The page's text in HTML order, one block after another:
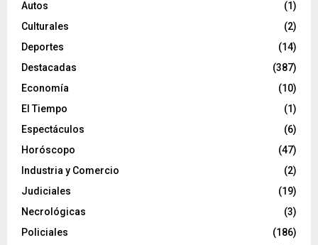
Autos
(1)
Culturales
(2)
Deportes
(14)
Destacadas
(387)
Economía
(10)
El Tiempo
(1)
Espectáculos
(6)
Horóscopo
(47)
Industria y Comercio
(2)
Judiciales
(19)
Necrológicas
(3)
Policiales
(186)